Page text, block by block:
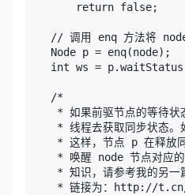
        return false;
// 调用 enq 方法将
    Node p = enq(node);
int ws =
    /*
* 如果前驱节点的等待
* 线程去获取同步状态
* 这样，节点 p 在释放
* 唤醒 node 节点对应的
* 知识，请参考我的另
* 链接为：http://